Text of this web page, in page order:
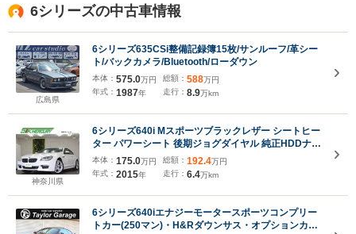
6シリーズの中古車情報
広島県
6シリーズ635CSi整備記録簿15枚/サンルーフ/革シー
ト/バックカメラ/Bluetooth/ローダウン
本体： 575.0万円
年式： 1987年
総額： 588万円
走行： 8.9万km
神奈川県
6シリーズ640i Mスポーツブラックレザー シートヒー
ター パワーシート 後期ジョグダイヤル 純正HDDナビ
走行中再生可 Bluetooth USB AUX MSV CD・DVD再
生 クルコン ETC 取説・保証書・記録簿・スペアキー
本体： 175.0万円
年式： 2015年
総額： 192.4万円
走行： 6.4万km
6シリーズ640iエナジーモータースポーツコンプリー
トカー(250マン)・H&Rダウンサス・オプションカラ